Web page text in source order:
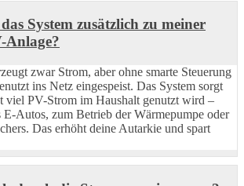
System zusätzlich zu meiner
Anlage?
zwar Strom, aber ohne smarte Steuerung
ins Netz eingespeist. Das System sorgt
viel PV-Strom im Haushalt genutzt wird –
E-Autos, zum Betrieb der Wärmepumpe oder
Das erhöht deine Autarkie und spart